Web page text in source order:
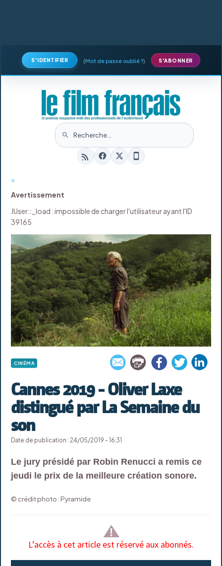
S'IDENTIFIER (Mot de passe oublié ?) S'ABONNER
×
Avertissement
JUser::_load : impossible de charger l'utilisateur ayant l'ID
39165
CINÉMA
Cannes 2019 - Oliver Laxe
distingué par La Semaine du
son
Date de publication : 24/05/2019 - 16:31
Le jury présidé par Robin Renucci a remis ce
jeudi le prix de la meilleure création sonore.
© crédit photo : Pyramide
L’accès à cet article est réservé aux abonnés.